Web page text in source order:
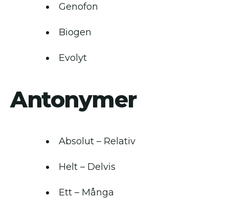
Genofon
Biogen
Evolyt
Antonymer
Absolut – Relativ
Helt – Delvis
Ett – Många